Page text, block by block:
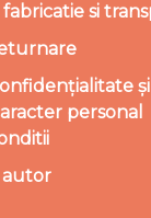
fabricatie si
personal
autor